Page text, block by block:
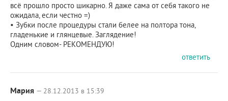
всё прошло просто шикарно. Я даже сама от себя такого не
ожидала, если честно =)
• Зубки после процедуры стали белее на полтора тона,
гладенькие и глянцевые. Заглядение!
Одним словом- РЕКОМЕНДУЮ!
ответить
Мария — 28.12.2013 в 15:39